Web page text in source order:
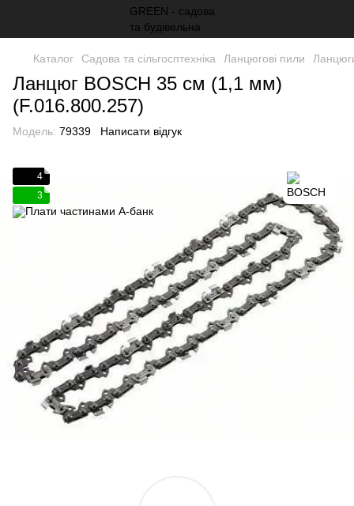
Каталог Садова та сільгосптехніка Ланцюгові пили
Ланцюг BOSCH 35 см (1,1 мм)
(F.016.800.257)
Модель: 79339 Написати відгук
4
3